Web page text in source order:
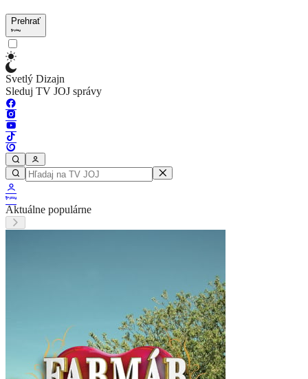
Prehrať
Svetlý Dizajn
Sleduj TV JOJ správy
Aktuálne populárne